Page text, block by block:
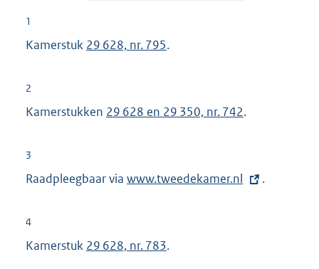
1
Kamerstuk 29 628, nr. 795.
2
Kamerstukken 29 628 en 29 350, nr. 742.
3
Raadpleegbaar via E
r
www.tweedekamer.nl .
4
Kamerstuk 29 628, nr. 783.